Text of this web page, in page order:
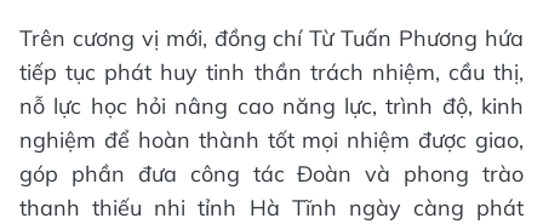
Trên cương vị mới, đồng chí Từ Tuấn Phương hứa
tiếp tục phát huy tinh thần trách nhiệm, cầu thị,
nỗ lực học hỏi nâng cao năng lực, trình độ, kinh
nghiệm để hoàn thành tốt mọi nhiệm được giao,
góp phần đưa công tác Đoàn và phong trào
thanh thiếu nhi tỉnh Hà Tĩnh ngày càng phát